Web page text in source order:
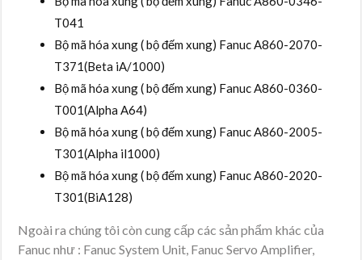
T041
Bộ mã hóa xung ( bộ đếm xung) Fanuc A860-2070-
T371(Beta iA/1000)
Bộ mã hóa xung ( bộ đếm xung) Fanuc A860-0360-
T001(Alpha A64)
Bộ mã hóa xung ( bộ đếm xung) Fanuc A860-2005-
T301(Alpha il1000)
Bộ mã hóa xung ( bộ đếm xung) Fanuc A860-2020-
T301(BiA128)
Ngoài ra chúng tôi còn cung cấp các sản phẩm khác của
Fanuc như : Fanuc System Unit, Fanuc Servo Amplifier,